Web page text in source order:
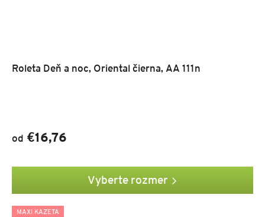
Roleta Deň a noc, Oriental čierna, AA 111n
od €16,76
Vyberte rozmer
MAXI KAZETA